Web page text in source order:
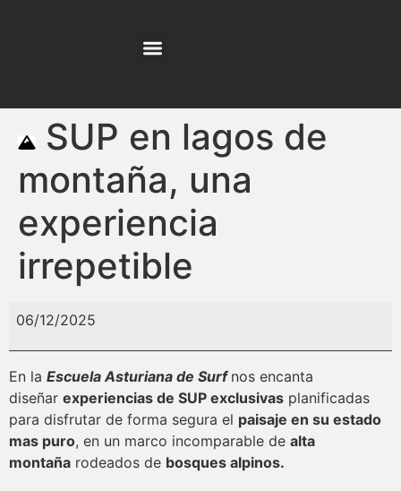
SUP en lagos de
montaña, una
experiencia
irrepetible
06/12/2025
En la Escuela Asturiana de Surf nos encanta
diseñar experiencias de SUP exclusivas planificadas
para disfrutar de forma segura el paisaje en su estado
mas puro, en un marco incomparable de alta
montaña rodeados de bosques alpinos.